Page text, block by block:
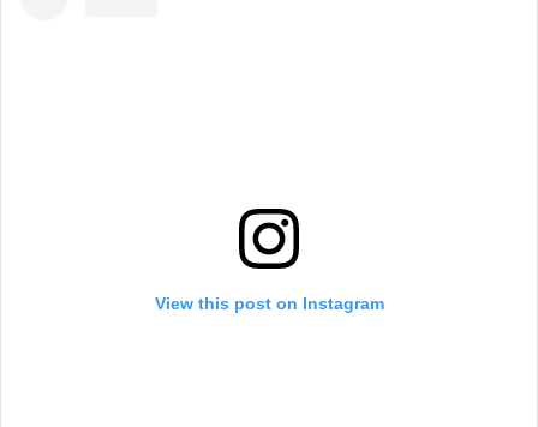
View this post on Instagram